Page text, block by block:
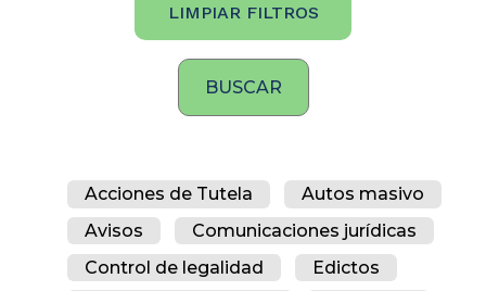
LIMPIAR FILTROS
Acciones de Tutela
Autos masivo
Avisos
Comunicaciones jurídicas
Control de legalidad
Edictos